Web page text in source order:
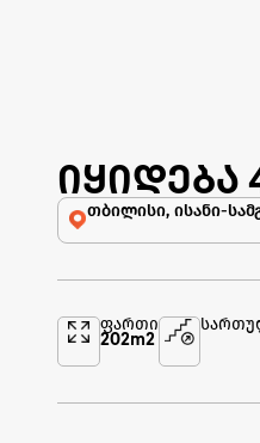
იყიდება
თბილისი, ისანი-
ფართი
202m2